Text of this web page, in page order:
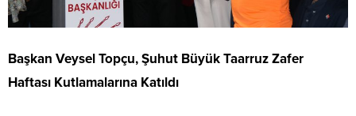
Başkan Veysel Topçu, Şuhut Büyük Taarruz Zafer
Haftası Kutlamalarına Katıldı